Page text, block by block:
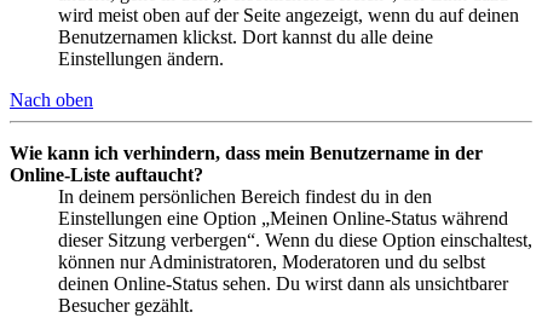
wird meist oben auf der Seite angezeigt, wenn du auf deinen
Benutzernamen klickst. Dort kannst du alle deine
Einstellungen ändern.
Nach oben
Wie kann ich verhindern, dass mein Benutzername in der
Online-Liste auftaucht?
In deinem persönlichen Bereich findest du in den
Einstellungen eine Option „Meinen Online-Status während
dieser Sitzung verbergen“. Wenn du diese Option einschaltest,
können nur Administratoren, Moderatoren und du selbst
deinen Online-Status sehen. Du wirst dann als unsichtbarer
Besucher gezählt.